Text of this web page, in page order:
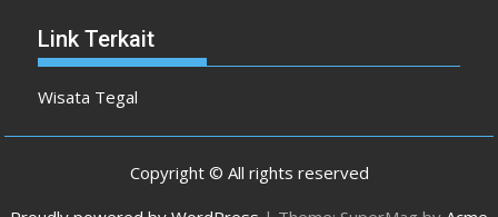
Link Terkait
Wisata Tegal
Copyright © All rights reserved